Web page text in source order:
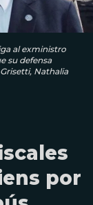
al exministro
su defensa
Nathalia
por